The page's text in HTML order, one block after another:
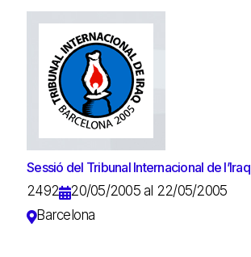
Sessió del Tribunal Internacional de l’Iraq
2492
20/05/2005 al 22/05/2005
Barcelona